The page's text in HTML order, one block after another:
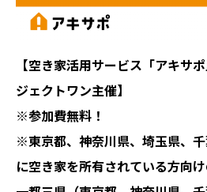
【空き家活用サービス「アキ
ジェクトワン主催】
※参加費無料！
※東京都、神奈川県、埼玉県、
に空き家を所有されている方向け